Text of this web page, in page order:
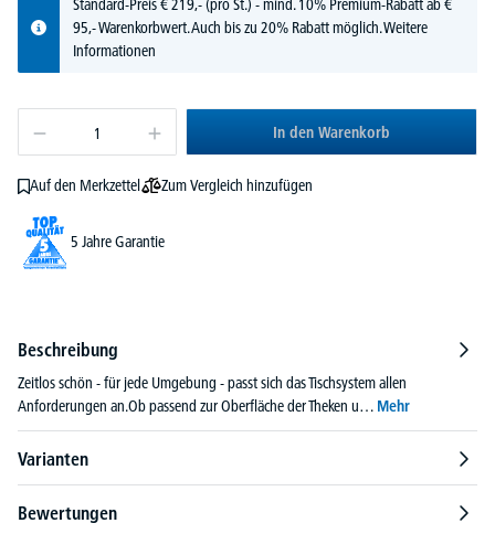
Standard-Preis€219,-(pro St.) - mind. 10% Premium-Rabatt ab €
95,- Warenkorbwert. Auch bis zu 20% Rabatt möglich.Weitere
Informationen
In den Warenkorb
Auf den Merkzettel Zum Vergleich hinzufügen
5 Jahre Garantie
Beschreibung
Zeitlos schön - für jede Umgebung - passt sich das Tischsystem allen
Anforderungen an.Ob passend zur Oberfläche der Theken u… Mehr
Varianten
Bewertungen